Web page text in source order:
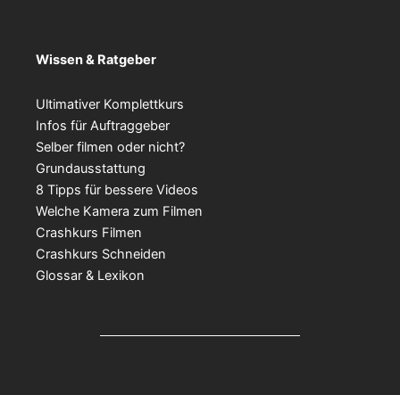
Wissen & Ratgeber
Ultimativer Komplettkurs
Infos für Auftraggeber
Selber filmen oder nicht?
Grundausstattung
8 Tipps für bessere Videos
Welche Kamera zum Filmen
Crashkurs Filmen
Crashkurs Schneiden
Glossar & Lexikon